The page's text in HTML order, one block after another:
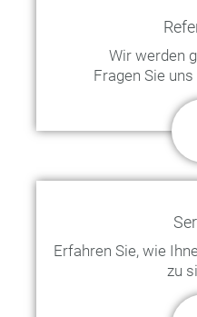
Wir werden
Fragen Sie
Erfahren Sie, wie
zu